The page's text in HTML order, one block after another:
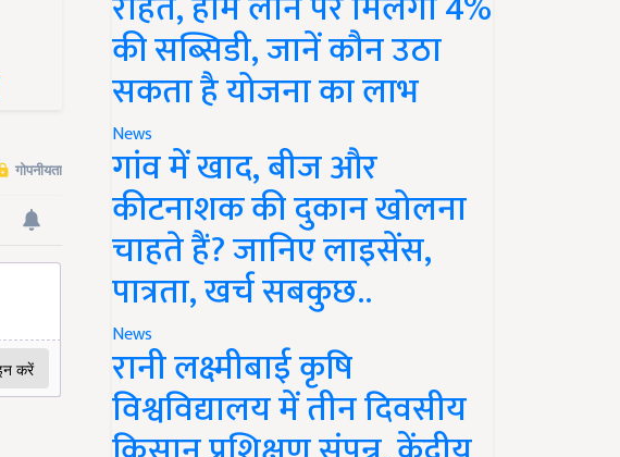
की सब्सिडी, जानें कौन उठा
सकता है योजना का लाभ
News
गांव में खाद, बीज और
कीटनाशक की दुकान खोलना
चाहते हैं? जानिए लाइसेंस,
पात्रता, खर्च सबकुछ..
News
रानी लक्ष्मीबाई कृषि
विश्वविद्यालय में तीन दिवसीय